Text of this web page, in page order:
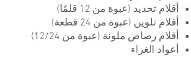
أقلام تحديد (عبوة من 12 قلمًا)
أقلام تلوين (عبوة من 24 قطعة)
أقلام رصاص ملونة (عبوة من 12/24)
أعواد الغراء